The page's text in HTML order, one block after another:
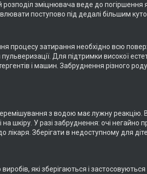
розподіл зміцнювача веде до погіршення
поступово під дедалі більшим
процесу затирання необхідно всю
Для підтримки високої
і машин. Забруднення різного
з водою має лужну
на шкіру. У разі забруднення: очі
лікаря. Зберігати в недоступному для
які зберігаються і